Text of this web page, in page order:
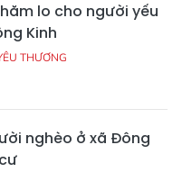
lo cho người yếu
Kinh
THƯƠNG
nghèo ở xã Đông